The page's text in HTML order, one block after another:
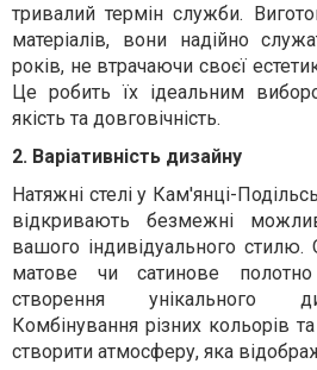
тривалий термін служби.
матеріалів, вони надійно
років, не втрачаючи своєї
Це робить їх ідеальним
якість та довговічність.
2. Варіативність дизайну
Натяжні стелі у Кам'янці-
відкривають безмежні
вашого індивідуального стилю.
матове чи сатинове
створення унікального
Комбінування різних кольорів
створити атмосферу, яка